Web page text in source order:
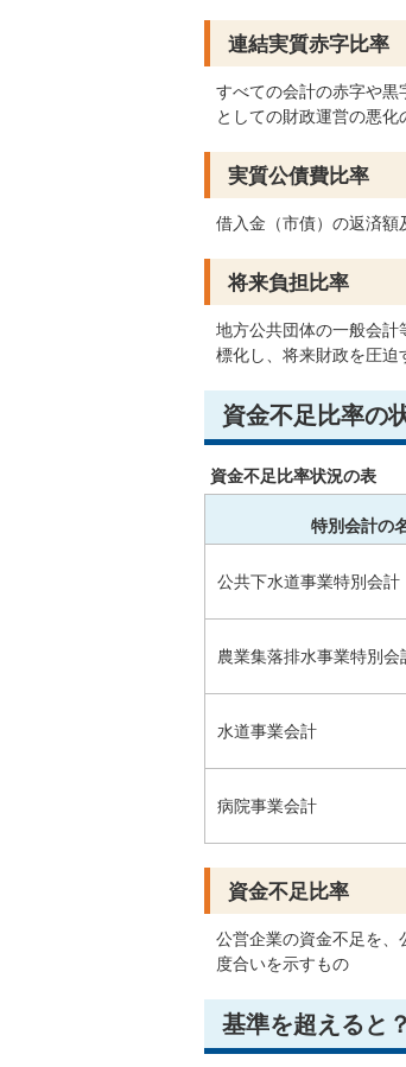
連結実質赤字比率
すべての会計の赤字や
としての財政運営の悪
実質公債費比率
借入金（市債）の返済
将来負担比率
地方公共団体の一般会
標化し、将来財政を圧
資金不足比率の
資金不足比率状況の表
特別会計の
公共下水道事業特別会計
農業集落排水事業特別会
水道事業会計
病院事業会計
資金不足比率
公営企業の資金不足を
度合いを示すもの
基準を超えると？